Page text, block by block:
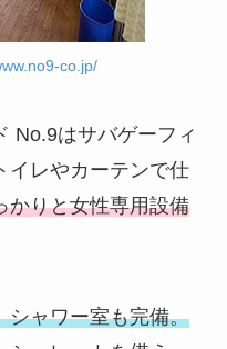
co.jp/
No.9はサバゲーフィ
イレやカーテンで仕
かりと女性専用設備
シャワー室も完備。